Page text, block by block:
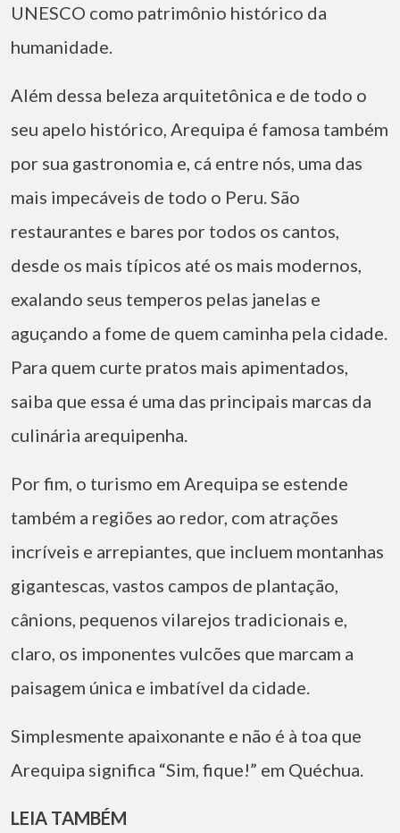
UNESCO como patrimônio histórico da
humanidade.
Além dessa beleza arquitetônica e de todo o
seu apelo histórico, Arequipa é famosa também
por sua gastronomia e, cá entre nós, uma das
mais impecáveis de todo o Peru. São
restaurantes e bares por todos os cantos,
desde os mais típicos até os mais modernos,
exalando seus temperos pelas janelas e
aguçando a fome de quem caminha pela cidade.
Para quem curte pratos mais apimentados,
saiba que essa é uma das principais marcas da
culinária arequipenha.
Por fim, o turismo em Arequipa se estende
também a regiões ao redor, com atrações
incríveis e arrepiantes, que incluem montanhas
gigantescas, vastos campos de plantação,
cânions, pequenos vilarejos tradicionais e,
claro, os imponentes vulcões que marcam a
paisagem única e imbatível da cidade.
Simplesmente apaixonante e não é à toa que
Arequipa significa “Sim, fique!” em Quéchua.
LEIA TAMBÉM